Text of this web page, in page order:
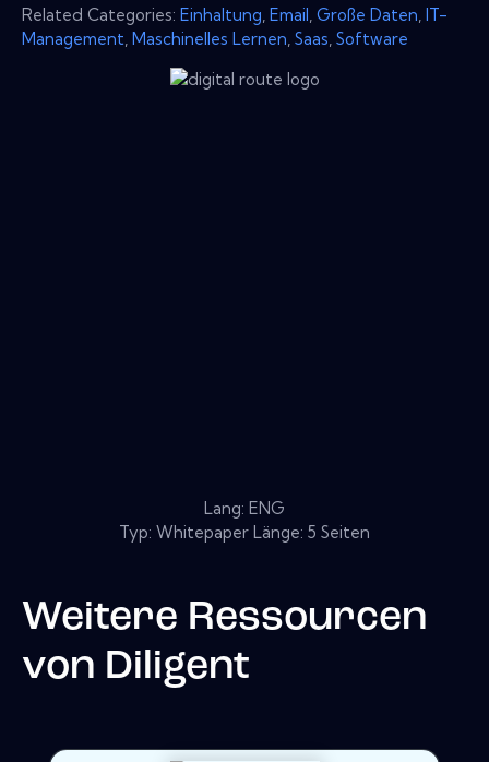
Related Categories: Einhaltung Email Große Daten IT-
Management Maschinelles Lernen Saas Software
Lang: ENG
Typ: Whitepaper Länge: 5 Seiten
Weitere Ressourcen
von Diligent